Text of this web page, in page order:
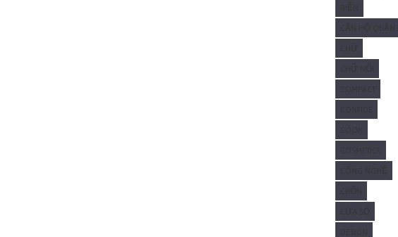
BIỂN
CĂN HỘ QUẬN 2
CHỮ
CHỮ NỔI
COMPACT
COSMETICS
CÔNG NGHỆ
CUỐN
CỬA SỔ